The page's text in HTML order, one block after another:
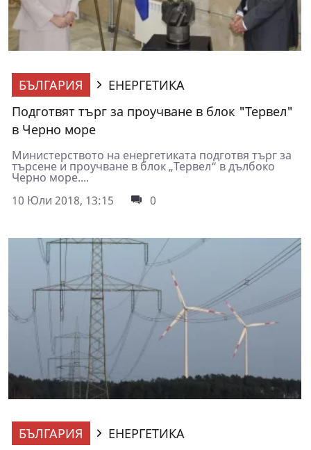
БЪЛГАРИЯ
ЕНЕРГЕТИКА
Подготвят търг за проучване в блок "Тервел"
в Черно море
Министерството на енергетиката подготвя търг за
търсене и проучване в блок „Тервел“ в дълбоко
Черно море....
10 Юли 2018, 13:15
0
БЪЛГАРИЯ
ЕНЕРГЕТИКА